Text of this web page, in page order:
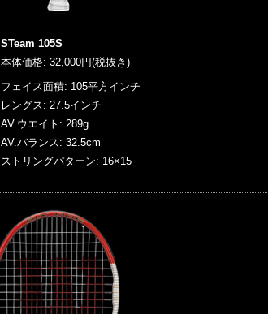
STeam 105S
本体価格: 32,000円(税抜き)
フェイス面積: 105平方インチ
レングス: 27.5インチ
AV.ウエイト: 289g
AV.バランス: 32.5cm
ストリングパターン: 16×15